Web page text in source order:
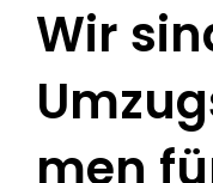
Wir
men